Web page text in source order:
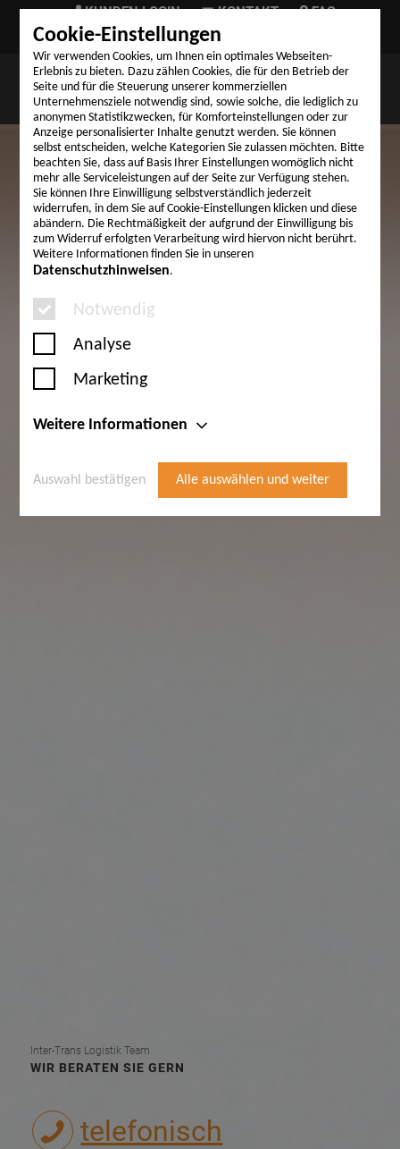
Cookie-Einstellungen
Wir verwenden Cookies, um Ihnen ein optimales Webseiten-
Erlebnis zu bieten. Dazu zählen Cookies, die für den Betrieb der
Seite und für die Steuerung unserer kommerziellen
Unternehmensziele notwendig sind, sowie solche, die lediglich zu
anonymen Statistikzwecken, für Komforteinstellungen oder zur
Anzeige personalisierter Inhalte genutzt werden. Sie können
selbst entscheiden, welche Kategorien Sie zulassen möchten. Bitte
beachten Sie, dass auf Basis Ihrer Einstellungen womöglich nicht
mehr alle Serviceleistungen auf der Seite zur Verfügung stehen.
Sie können Ihre Einwilligung selbstverständlich jederzeit
widerrufen, in dem Sie auf Cookie-Einstellungen klicken und diese
abändern. Die Rechtmäßigkeit der aufgrund der Einwilligung bis
zum Widerruf erfolgten Verarbeitung wird hiervon nicht berührt.
Weitere Informationen finden Sie in unseren
Datenschutzhinweisen.
Notwendig
Analyse
Marketing
Weitere Informationen
Auswahl bestätigen Alle auswählen und weiter
KUNDEN LOGIN KONTAKT
FAQ
TELEFON (+49) 9324 999-03
Inter-Trans Logistik Team
WIR BERATEN SIE GERN
telefonisch